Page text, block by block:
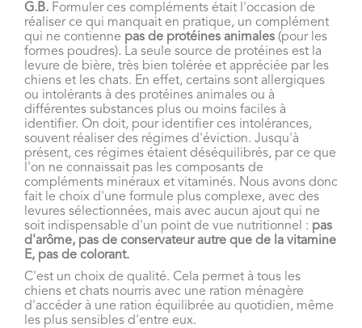
G.B. Formuler ces compléments était l'occasion de
réaliser ce qui manquait en pratique, un complément
qui ne contienne pas de protéines animales (pour les
formes poudres). La seule source de protéines est la
levure de bière, très bien tolérée et appréciée par les
chiens et les chats. En effet, certains sont allergiques
ou intolérants à des protéines animales ou à
différentes substances plus ou moins faciles à
identifier. On doit, pour identifier ces intolérances,
souvent réaliser des régimes d'éviction. Jusqu'à
présent, ces régimes étaient déséquilibrés, par ce que
l'on ne connaissait pas les composants de
compléments minéraux et vitaminés. Nous avons donc
fait le choix d'une formule plus complexe, avec des
levures sélectionnées, mais avec aucun ajout qui ne
soit indispensable d'un point de vue nutritionnel : pas
d'arôme, pas de conservateur autre que de la vitamine
E, pas de colorant.
C'est un choix de qualité. Cela permet à tous les
chiens et chats nourris avec une ration ménagère
d'accéder à une ration équilibrée au quotidien, même
les plus sensibles d'entre eux.